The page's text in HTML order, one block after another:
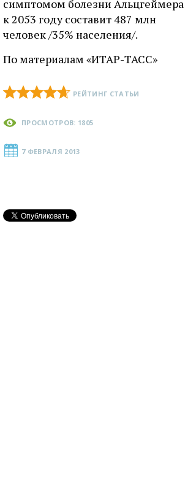
симптомом болезни Альцгеймера
к 2053 году составит 487 млн
человек /35% населения/.
По материалам «ИТАР-ТАСС»
РЕЙТИНГ СТАТЬИ
ПРОСМОТРОВ: 1805
7 ФЕВРАЛЯ 2013